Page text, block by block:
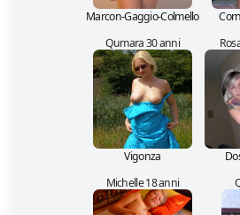
Marcon-Gaggio-Colmello
Qumara 30 anni
Vigonza
Michelle 18 anni